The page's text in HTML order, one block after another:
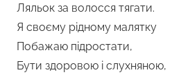
Ляльок за волосся тягати.
Я своєму рідному малятку
Побажаю підростати,
Бути здоровою і слухняною,